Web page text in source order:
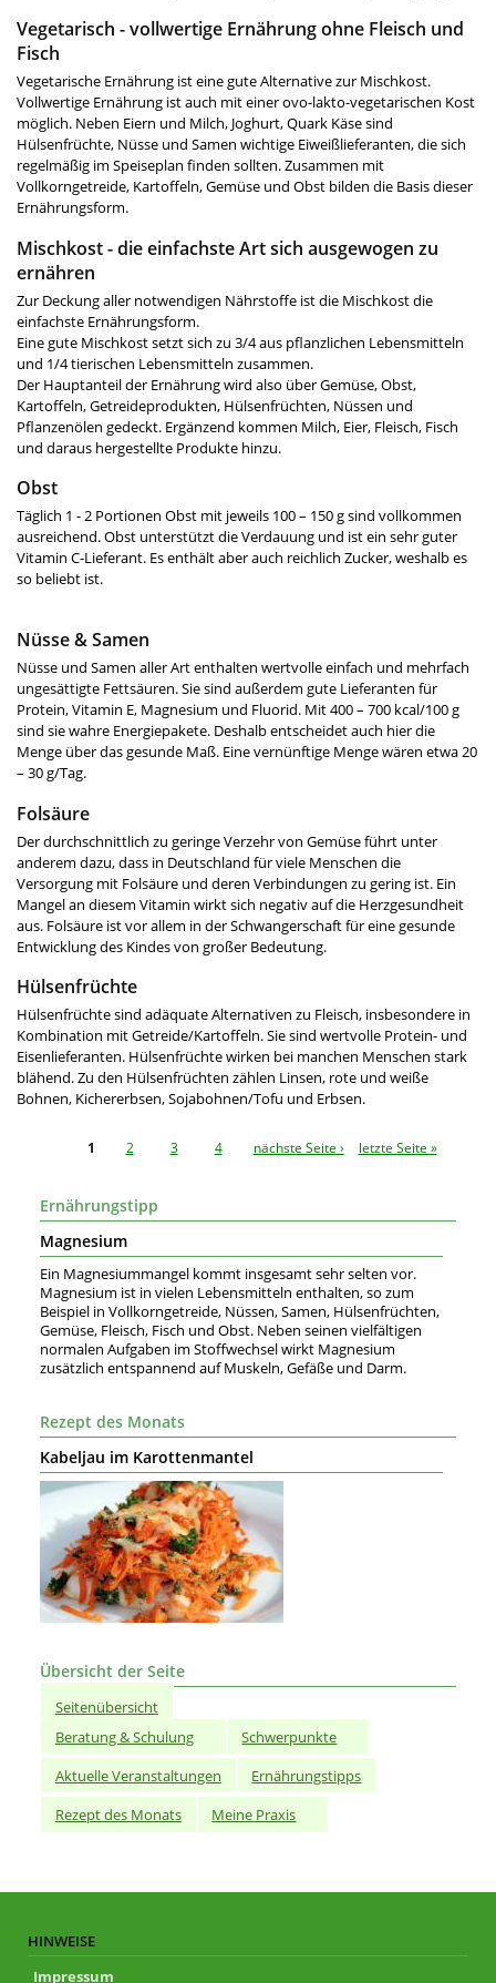
Vegetarisch - vollwertige Ernährung ohne Fleisch und
Fisch
Vegetarische Ernährung ist eine gute Alternative zur Mischkost.
Vollwertige Ernährung ist auch mit einer ovo-lakto-vegetarischen Kost
möglich. Neben Eiern und Milch, Joghurt, Quark Käse sind
Hülsenfrüchte, Nüsse und Samen wichtige Eiweißlieferanten, die sich
regelmäßig im Speiseplan finden sollten. Zusammen mit
Vollkorngetreide, Kartoffeln, Gemüse und Obst bilden die Basis dieser
Ernährungsform.
Mischkost - die einfachste Art sich ausgewogen zu
ernähren
Zur Deckung aller notwendigen Nährstoffe ist die Mischkost die
einfachste Ernährungsform.
Eine gute Mischkost setzt sich zu 3/4 aus pflanzlichen Lebensmitteln
und 1/4 tierischen Lebensmitteln zusammen.
Der Hauptanteil der Ernährung wird also über Gemüse, Obst,
Kartoffeln, Getreideprodukten, Hülsenfrüchten, Nüssen und
Pflanzenölen gedeckt. Ergänzend kommen Milch, Eier, Fleisch, Fisch
und daraus hergestellte Produkte hinzu.
Obst
Täglich 1 - 2 Portionen Obst mit jeweils 100 – 150 g sind vollkommen
ausreichend. Obst unterstützt die Verdauung und ist ein sehr guter
Vitamin C-Lieferant. Es enthält aber auch reichlich Zucker, weshalb es
so beliebt ist.
Nüsse & Samen
Nüsse und Samen aller Art enthalten wertvolle einfach und mehrfach
ungesättigte Fettsäuren. Sie sind außerdem gute Lieferanten für
Protein, Vitamin E, Magnesium und Fluorid. Mit 400 – 700 kcal/100 g
sind sie wahre Energiepakete. Deshalb entscheidet auch hier die
Menge über das gesunde Maß. Eine vernünftige Menge wären etwa 20
– 30 g/Tag.
Folsäure
Der durchschnittlich zu geringe Verzehr von Gemüse führt unter
anderem dazu, dass in Deutschland für viele Menschen die
Versorgung mit Folsäure und deren Verbindungen zu gering ist. Ein
Mangel an diesem Vitamin wirkt sich negativ auf die Herzgesundheit
aus. Folsäure ist vor allem in der Schwangerschaft für eine gesunde
Entwicklung des Kindes von großer Bedeutung.
Hülsenfrüchte
Hülsenfrüchte sind adäquate Alternativen zu Fleisch, insbesondere in
Kombination mit Getreide/Kartoffeln. Sie sind wertvolle Protein- und
Eisenlieferanten. Hülsenfrüchte wirken bei manchen Menschen stark
blähend. Zu den Hülsenfrüchten zählen Linsen, rote und weiße
Bohnen, Kichererbsen, Sojabohnen/Tofu und Erbsen.
1 2 3 4 nächste Seite › letzte Seite »
Ernährungstipp
Magnesium
Ein Magnesiummangel kommt insgesamt sehr selten vor.
Magnesium ist in vielen Lebensmitteln enthalten, so zum
Beispiel in Vollkorngetreide, Nüssen, Samen, Hülsenfrüchten,
Gemüse, Fleisch, Fisch und Obst. Neben seinen vielfältigen
normalen Aufgaben im Stoffwechsel wirkt Magnesium
zusätzlich entspannend auf Muskeln, Gefäße und Darm.
Rezept des Monats
Kabeljau im Karottenmantel
Übersicht der Seite
Seitenübersicht
Beratung & Schulung
Schwerpunkte
Aktuelle Veranstaltungen
Ernährungstipps
Rezept des Monats
Meine Praxis
HINWEISE
Impressum